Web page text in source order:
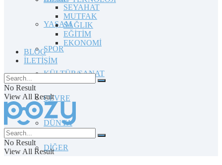
YAŞAM
SPOR
KÜLTÜR/SANAT
ÇEVRE
DÜNYA
DİĞER
SEYAHAT
MUTFAK
SAĞLIK
EĞİTİM
EKONOMİ
BLOG
İLETİŞİM
No Result
View All Result
No Result
View All Result